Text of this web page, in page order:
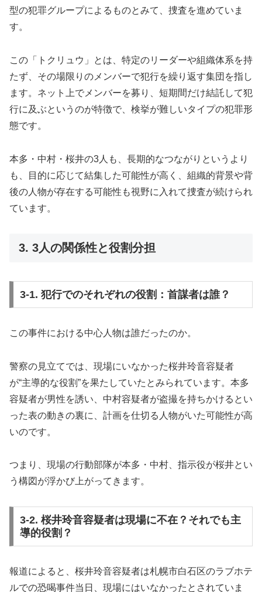
型の犯罪グループによるものとみて、捜査を進めていま
す。
この「トクリュウ」とは、特定のリーダーや組織体系を持
たず、その場限りのメンバーで犯行を繰り返す集団を指し
ます。ネット上でメンバーを募り、短期間だけ結託して犯
行に及ぶというのが特徴で、検挙が難しいタイプの犯罪形
態です。
本多・中村・桜井の3人も、長期的なつながりというより
も、目的に応じて結集した可能性が高く、組織的背景や背
後の人物が存在する可能性も視野に入れて捜査が続けられ
ています。
3. 3人の関係性と役割分担
3-1. 犯行でのそれぞれの役割：首謀者は誰？
この事件における中心人物は誰だったのか。
警察の見立てでは、現場にいなかった桜井玲音容疑者
が“主導的な役割”を果たしていたとみられています。本多
容疑者が男性を誘い、中村容疑者が盗撮を持ちかけるとい
った表の動きの裏に、計画を仕切る人物がいた可能性が高
いのです。
つまり、現場の行動部隊が本多・中村、指示役が桜井とい
う構図が浮かび上がってきます。
3-2. 桜井玲音容疑者は現場に不在？それでも主
導的役割？
報道によると、桜井玲音容疑者は札幌市白石区のラブホテ
ルでの恐喝事件当日、現場にはいなかったとされていま